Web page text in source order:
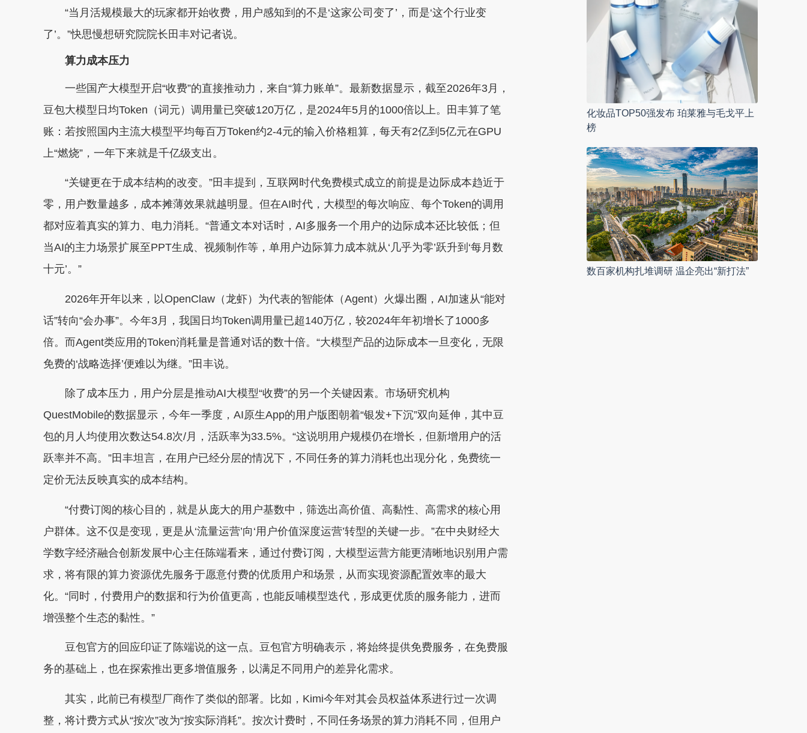
“当月活规模最大的玩家都开始收费，用户感知到的不是‘这家公司变了’，而是‘这个行业变
了’。”快思慢想研究院院长田丰对记者说。
算力成本压力
一些国产大模型开启“收费”的直接推动力，来自“算力账单”。最新数据显示，截至2026年3月，
豆包大模型日均Token（词元）调用量已突破120万亿，是2024年5月的1000倍以上。田丰算了笔
账：若按照国内主流大模型平均每百万Token约2-4元的输入价格粗算，每天有2亿到5亿元在GPU
上“燃烧”，一年下来就是千亿级支出。
“关键更在于成本结构的改变。”田丰提到，互联网时代免费模式成立的前提是边际成本趋近于
零，用户数量越多，成本摊薄效果就越明显。但在AI时代，大模型的每次响应、每个Token的调用
都对应着真实的算力、电力消耗。“普通文本对话时，AI多服务一个用户的边际成本还比较低；但
当AI的主力场景扩展至PPT生成、视频制作等，单用户边际算力成本就从‘几乎为零’跃升到‘每月数
十元’。”
2026年开年以来，以OpenClaw（龙虾）为代表的智能体（Agent）火爆出圈，AI加速从“能对
话”转向“会办事”。今年3月，我国日均Token调用量已超140万亿，较2024年年初增长了1000多
倍。而Agent类应用的Token消耗量是普通对话的数十倍。“大模型产品的边际成本一旦变化，无限
免费的‘战略选择’便难以为继。”田丰说。
除了成本压力，用户分层是推动AI大模型“收费”的另一个关键因素。市场研究机构
QuestMobile的数据显示，今年一季度，AI原生App的用户版图朝着“银发+下沉”双向延伸，其中豆
包的月人均使用次数达54.8次/月，活跃率为33.5%。“这说明用户规模仍在增长，但新增用户的活
跃率并不高。”田丰坦言，在用户已经分层的情况下，不同任务的算力消耗也出现分化，免费统一
定价无法反映真实的成本结构。
“付费订阅的核心目的，就是从庞大的用户基数中，筛选出高价值、高黏性、高需求的核心用
户群体。这不仅是变现，更是从‘流量运营’向‘用户价值深度运营’转型的关键一步。”在中央财经大
学数字经济融合创新发展中心主任陈端看来，通过付费订阅，大模型运营方能更清晰地识别用户需
求，将有限的算力资源优先服务于愿意付费的优质用户和场景，从而实现资源配置效率的最大
化。“同时，付费用户的数据和行为价值更高，也能反哺模型迭代，形成更优质的服务能力，进而
增强整个生态的黏性。”
豆包官方的回应印证了陈端说的这一点。豆包官方明确表示，将始终提供免费服务，在免费服
务的基础上，也在探索推出更多增值服务，以满足不同用户的差异化需求。
其实，此前已有模型厂商作了类似的部署。比如，Kimi今年对其会员权益体系进行过一次调
整，将计费方式从“按次”改为“按实际消耗”。按次计费时，不同任务场景的算力消耗不同，但用户
化妆品TOP50强发布 珀莱雅与毛戈平上
榜
数百家机构扎堆调研 温企亮出“新打法”